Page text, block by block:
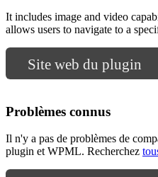
It includes image and video
allows users to navigate to a
Site web du plugin
Problèmes connus
Il n'y a pas de problèmes de
plugin et WPML. Recherchez